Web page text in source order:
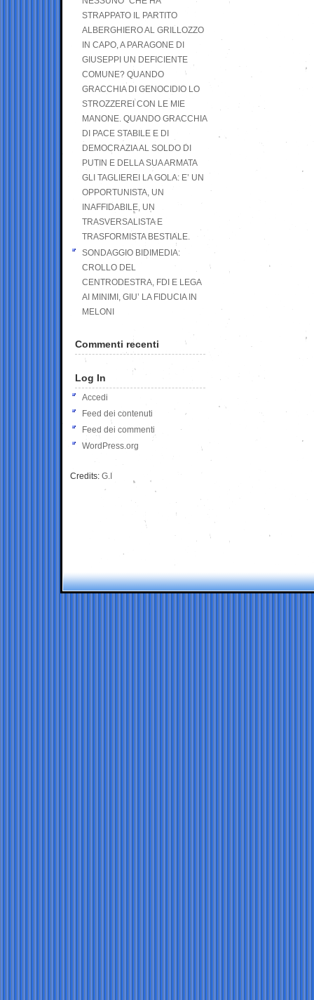
STRAPPATO IL PARTITO
ALBERGHIERO AL GRILLOZZO
IN CAPO, A PARAGONE DI
GIUSEPPI UN DEFICIENTE
COMUNE? QUANDO
GRACCHIA DI GENOCIDIO LO
STROZZEREI CON LE MIE
MANONE. QUANDO GRACCHIA
DI PACE STABILE E DI
DEMOCRAZIA AL SOLDO DI
PUTIN E DELLA SUA ARMATA
GLI TAGLIEREI LA GOLA: E’ UN
OPPORTUNISTA, UN
INAFFIDABILE, UN
TRASVERSALISTA E
TRASFORMISTA BESTIALE.
SONDAGGIO BIDIMEDIA:
CROLLO DEL
CENTRODESTRA, FDI E LEGA
AI MINIMI, GIU’ LA FIDUCIA IN
MELONI
Commenti recenti
Log In
Accedi
Feed dei contenuti
Feed dei commenti
WordPress.org
Credits: G.I